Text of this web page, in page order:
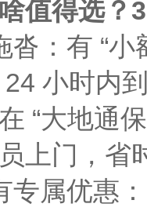
值得选？
：有 “
小时内
“大地通
上门，省
专属优惠